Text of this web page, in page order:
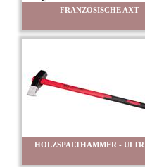
FRANZÖSISCHE AXT
HOLZSPALTHAMMER -